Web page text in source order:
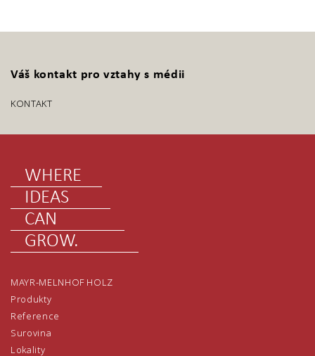
Váš kontakt pro vztahy s médii
KONTAKT
WHERE
IDEAS
CAN
GROW.
MAYR-MELNHOF HOLZ
Produkty
Reference
Surovina
Lokality